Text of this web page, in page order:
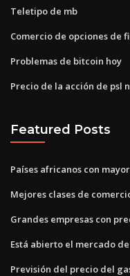
Teletipo de mb
Comercio de opciones de
Problemas de bitcoin hoy
Precio de la acción de psl
Featured Posts
Países africanos con
Mejores clases de
Grandes empresas con
Está abierto el mercado
Previsión del precio del